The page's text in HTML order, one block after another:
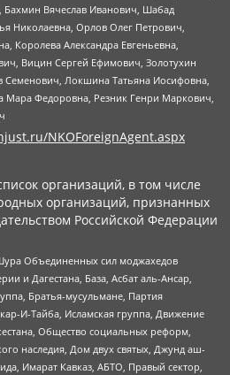
Вячеслав Иванович, Шабад
Николаевна, Орлов Олег Петрович,
Королева Александра Евгеньевна,
Вицин Сергей Ефимович, Золотухин
Семенович, Локшина Татьяна Иосифовна,
Мара Федоровна, Резник Генри Маркович,
NKOForeignAgent.aspx
организаций, в том числе
организаций, признанных
Российской Федерации
Объединенных сил моджахедов
и Дагестана, База, Асбат аль-Ансар,
Братья-мусульмане, Партия
И-Тайба, Исламская группа, Движение
Общество социальных реформ,
наследия, Дом двух святых, Джунд аш-
Имарат Кавказ, АБТО, Правый сектор,